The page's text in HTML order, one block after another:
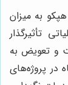
هپكو به میزان
تأثیرگذار
و تعویض به
در پروژه‌های